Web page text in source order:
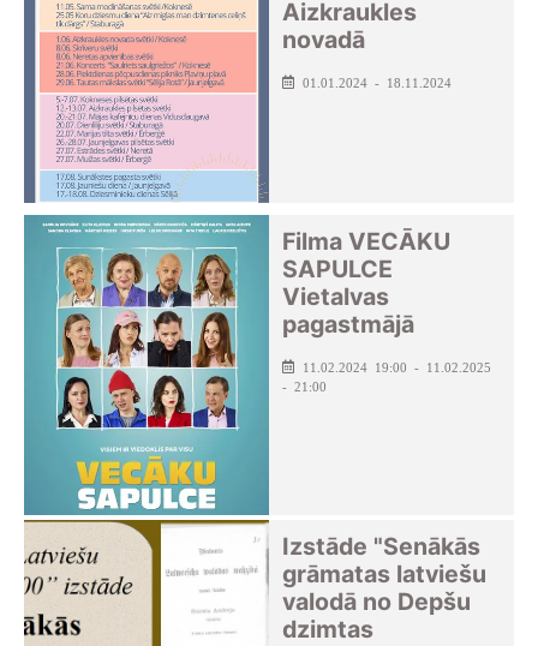
Aizkraukles
novadā
01.01.2024 - 18.11.2024
Filma VECĀKU
SAPULCE
Vietalvas
pagastmājā
11.02.2024 19:00 - 11.02.2025
- 21:00
Izstāde "Senākās
grāmatas latviešu
valodā no Depšu
dzimtas